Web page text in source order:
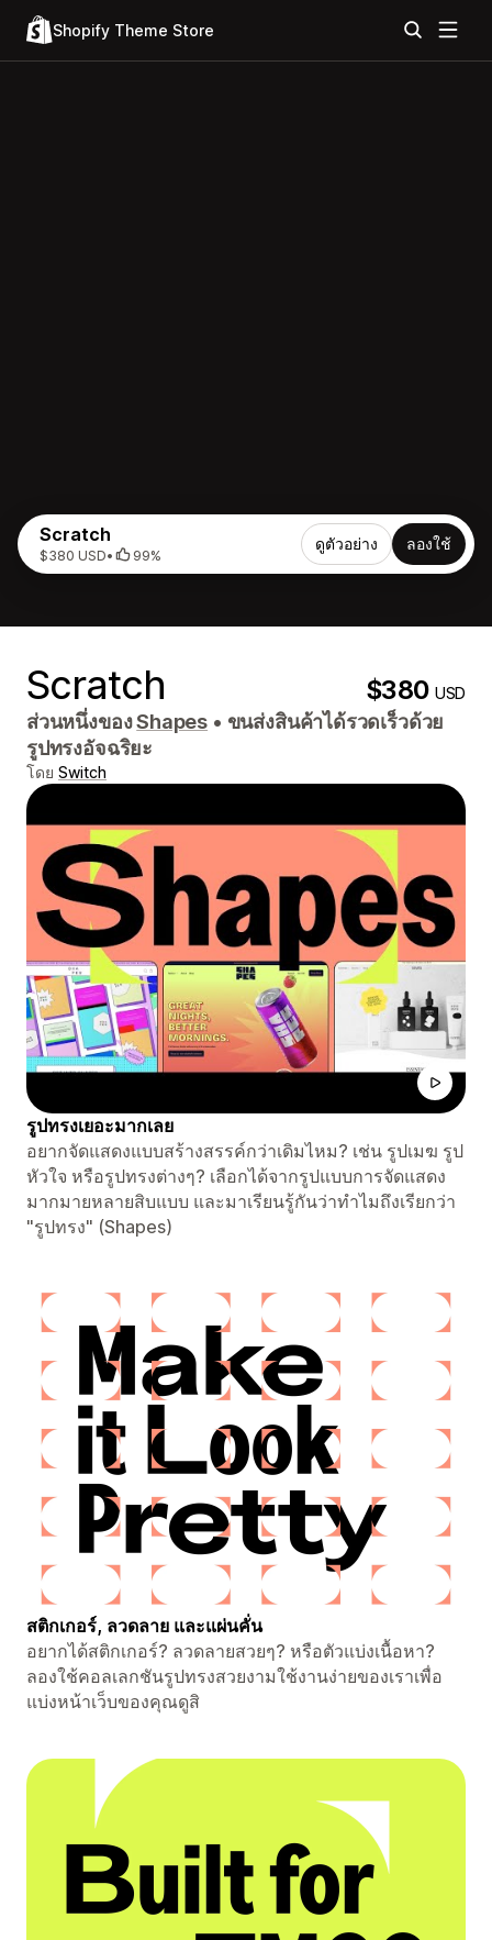
Shopify Theme Store
Scratch
$380 USD• 99%
ดูตัวอย่าง ลองใช้
Scratch $380USD
ส่วนหนึ่งของShapes • ขนส่งสินค้าได้รวดเร็วด้วย
รูปทรงอัจฉริยะ
โดย Switch
รูปทรงเยอะมากเลย
อยากจัดแสดงแบบสร้างสรรค์กว่าเดิมไหม? เช่น รูปเมฆ รูป
หัวใจ หรือรูปทรงต่างๆ? เลือกได้จากรูปแบบการจัดแสดง
มากมายหลายสิบแบบ และมาเรียนรู้กันว่าทำไมถึงเรียกว่า
"รูปทรง" (Shapes)
สติกเกอร์, ลวดลาย และแผ่นคั่น
อยากได้สติกเกอร์? ลวดลายสวยๆ? หรือตัวแบ่งเนื้อหา?
ลองใช้คอลเลกชันรูปทรงสวยงามใช้งานง่ายของเราเพื่อ
แบ่งหน้าเว็บของคุณดูสิ